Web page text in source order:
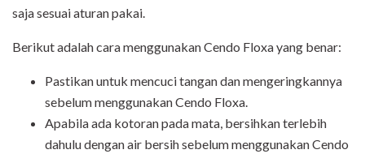
saja sesuai aturan pakai.
Berikut adalah cara menggunakan Cendo Floxa yang benar:
Pastikan untuk mencuci tangan dan mengeringkannya
sebelum menggunakan Cendo Floxa.
Apabila ada kotoran pada mata, bersihkan terlebih
dahulu dengan air bersih sebelum menggunakan Cendo